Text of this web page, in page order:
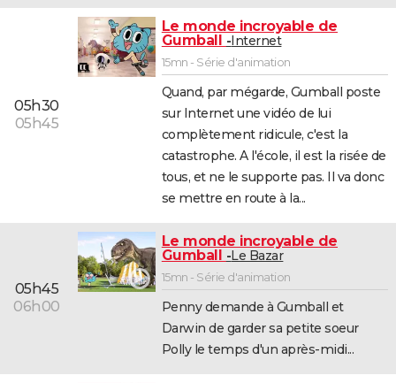
05h30
05h45
Le monde incroyable de
Gumball
Internet
15mn - Série d'animation
Quand, par mégarde, Gumball poste
sur Internet une vidéo de lui
complètement ridicule, c'est la
catastrophe. A l'école, il est la risée de
tous, et ne le supporte pas. Il va donc
se mettre en route à la...
05h45
06h00
Le monde incroyable de
Gumball
Le Bazar
15mn - Série d'animation
Penny demande à Gumball et
Darwin de garder sa petite soeur
Polly le temps d'un après-midi...